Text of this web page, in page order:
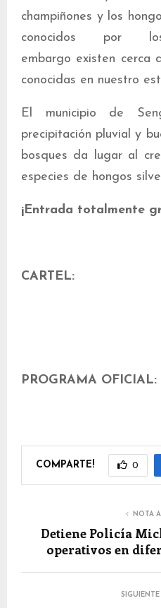
champiñones y los
conocidos por
embargo existen cerca
conocidas en nuestro
El municipio de
precipitación pluvial y
bosques da lugar al
especies de hongos
¡Entrada totalmente
CARTEL:
PROGRAMA OFICIAL:
COMPARTE! 0
NOTA
Detiene Policía
operativos en